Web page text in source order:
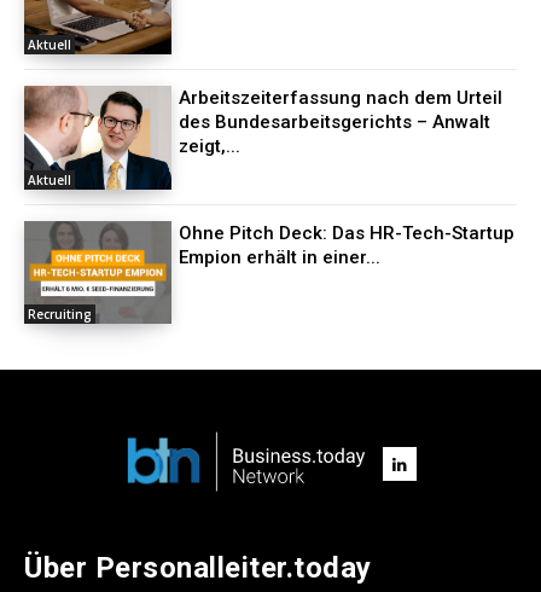
Aktuell
Aktuell
Arbeitszeiterfassung nach dem Urteil
des Bundesarbeitsgerichts – Anwalt
zeigt,...
Recruiting
Ohne Pitch Deck: Das HR-Tech-Startup
Empion erhält in einer...
Über Personalleiter.today